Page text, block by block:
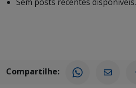
Compartilhe: